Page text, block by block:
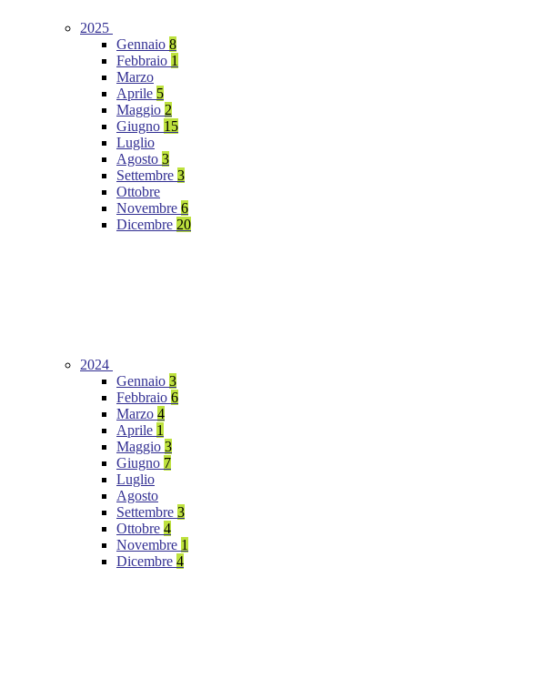
2025
Gennaio 8
Febbraio 1
Marzo
Aprile 5
Maggio 2
Giugno 15
Luglio
Agosto 3
Settembre 3
Ottobre
Novembre 6
Dicembre 20
2024
Gennaio 3
Febbraio 6
Marzo 4
Aprile 1
Maggio 3
Giugno 7
Luglio
Agosto
Settembre 3
Ottobre 4
Novembre 1
Dicembre 4